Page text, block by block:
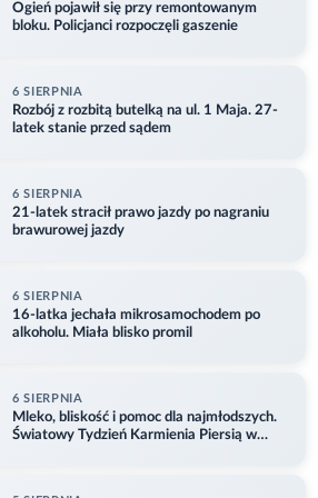
Ogień pojawił się przy remontowanym
bloku. Policjanci rozpoczęli gaszenie
6 SIERPNIA
Rozbój z rozbitą butelką na ul. 1 Maja. 27-
latek stanie przed sądem
6 SIERPNIA
21-latek stracił prawo jazdy po nagraniu
brawurowej jazdy
6 SIERPNIA
16-latka jechała mikrosamochodem po
alkoholu. Miała blisko promil
6 SIERPNIA
Mleko, bliskość i pomoc dla najmłodszych.
Światowy Tydzień Karmienia Piersią w